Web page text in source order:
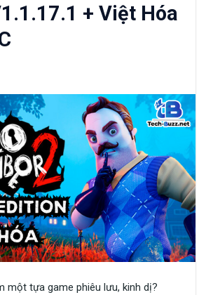
+ Việt Hóa
một tựa game phiêu lưu, kinh dị?